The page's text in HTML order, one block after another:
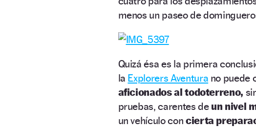
menos un paseo de
Quizá ésa es la primera
la Explorers Aventura no puede
aficionados al todoterreno,
pruebas, carentes de un nivel
un vehículo con cierta